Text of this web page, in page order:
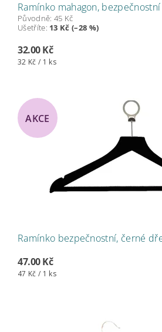
Ramínko mahagon,
Původně: 45 Kč
Ušetříte: 13 Kč (–28 %)
32.00 Kč
32 Kč / 1 ks
AKCE
Ramínko bezpečnostní, černé
47.00 Kč
47 Kč / 1 ks